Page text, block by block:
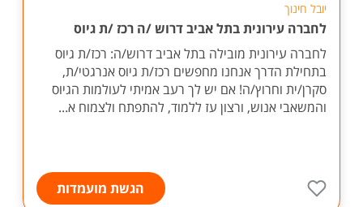
יובל חינוך
לחברה עירונית בתל אביב דרוש /ה רכז /ת גיוס
לחברה עירונית מובילה בתל אביב דרוש/ה: רכז/ת גיוס
בתחילת הדרך אנחנו מחפשים רכז/ת גיוס אנרגטי/ת,
סקרן/ית וחרוץ/ה! אם יש לך רעב אמיתי לעולמות הגיוס
והמשאבי אנוש, ורצון עז ללמוד, להתפתח ולצמוח א...
הגשת מועמדות